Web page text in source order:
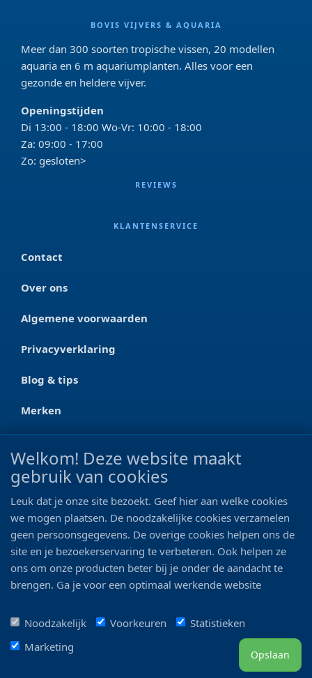
BOVIS VIJVERS & AQUARIA
Meer dan 300 soorten tropische vissen, 20 modellen
aquaria en 6 m aquariumplanten. Alles voor een
gezonde en heldere vijver.
Openingstijden
Di 13:00 - 18:00 Wo-Vr: 10:00 - 18:00
Za: 09:00 - 17:00
Zo: gesloten>
REVIEWS
KLANTENSERVICE
Contact
Over ons
Algemene voorwaarden
Privacyverklaring
Blog & tips
Merken
CONTACT
Ootmarsumseweg 125a
0546 - 622 990
06 - 11 19 81 42
info@bo-vis.nl
Welkom! Deze website maakt
gebruik van cookies
Leuk dat je onze site bezoekt. Geef hier aan welke cookies
we mogen plaatsen. De noodzakelijke cookies verzamelen
geen persoonsgegevens. De overige cookies helpen ons de
site en je bezoekerservaring te verbeteren. Ook helpen ze
ons om onze producten beter bij je onder de aandacht te
brengen. Ga je voor een optimaal werkende website
Noodzakelijk
Voorkeuren
Statistieken
Marketing
Opslaan